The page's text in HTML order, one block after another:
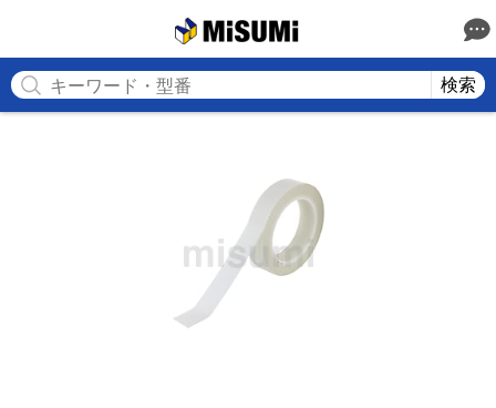
検索